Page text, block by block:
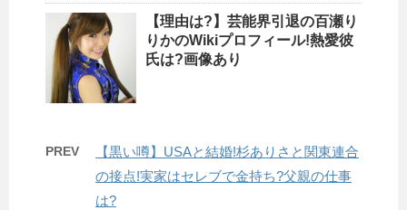
【理由は?】芸能界引退の百瀬り
りかのWikiプロフィール!熱愛彼
氏は?画像あり
PREV
【黒い噂】USAと結婚!杉ありさと関東連合
の接点!実家はセレブで金持ち?父親の仕事
は?